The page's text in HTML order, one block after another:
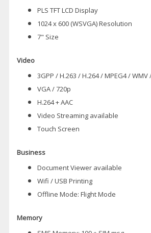
PLS TFT LCD Display
1024 x 600 (WSVGA) Resolution
7" Size
Video
3GPP / H.263 / H.264 / MPEG4 / WMV
VGA / 720p
H.264 + AAC
Video Streaming available
Touch Screen
Business
Document Viewer available
Wifi / USB Printing
Offline Mode: Flight Mode
Memory